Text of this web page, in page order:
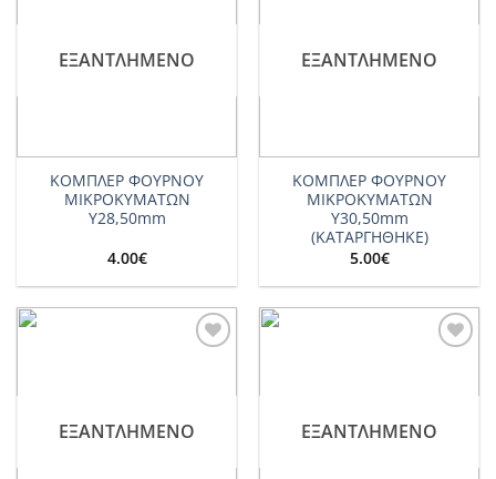
ΕΞΑΝΤΛΗΜΈΝΟ
ΚΟΜΠΛΕΡ ΦΟΥΡΝΟΥ
ΜΙΚΡΟΚΥΜΑΤΩΝ
Υ28,50mm
4.00€
ΕΞΑΝΤΛΗΜΈΝΟ
ΚΟΜΠΛΕΡ ΦΟΥΡΝΟΥ
ΜΙΚΡΟΚΥΜΑΤΩΝ
Υ30,50mm
(ΚΑΤΑΡΓΗΘΗΚΕ)
5.00€
ΕΞΑΝΤΛΗΜΈΝΟ ΕΞΑΝΤΛΗΜΈΝΟ